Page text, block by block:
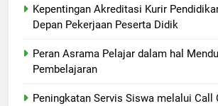
Kepentingan Akreditasi Kurir
Depan Pekerjaan Peserta Didik
Peran Asrama Pelajar dalam hal
Pembelajaran
Peningkatan Servis Siswa melalui Call